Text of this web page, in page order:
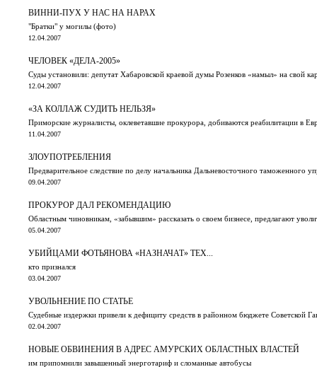
ВИННИ-ПУХ У НАС НА НАРАХ
"Братки" у могилы (фото)
12.04.2007
ЧЕЛОВЕК «ДЕЛА-2005»
Суды установили: депутат Хабаровской краевой думы Розенков «намыл» на свой
12.04.2007
«ЗА КОЛЛАЖ СУДИТЬ НЕЛЬЗЯ»
Приморские журналисты, оклеветавшие прокурора, добиваются реабилитации в
11.04.2007
ЗЛОУПОТРЕБЛЕНИЯ
Предварительное следствие по делу начальника Дальневосточного таможенного
09.04.2007
ПРОКУРОР ДАЛ РЕКОМЕНДАЦИЮ
Областным чиновникам, «забывшим» рассказать о своем бизнесе, предлагают
05.04.2007
УБИЙЦАМИ ФОТЬЯНОВА «НАЗНАЧАТ» ТЕХ...
кто признался
03.04.2007
УВОЛЬНЕНИЕ ПО СТАТЬЕ
Судебные издержки привели к дефициту средств в районном бюджете Советской
02.04.2007
НОВЫЕ ОБВИНЕНИЯ В АДРЕС АМУРСКИХ ОБЛАСТНЫХ ВЛАСТЕЙ
им припомнили завышенный энерготариф и сломанные автобусы